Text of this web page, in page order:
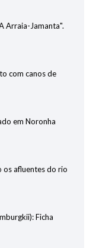
Arraia-Jamanta".
com canos de
em Noronha
os afluentes do rio
Ficha